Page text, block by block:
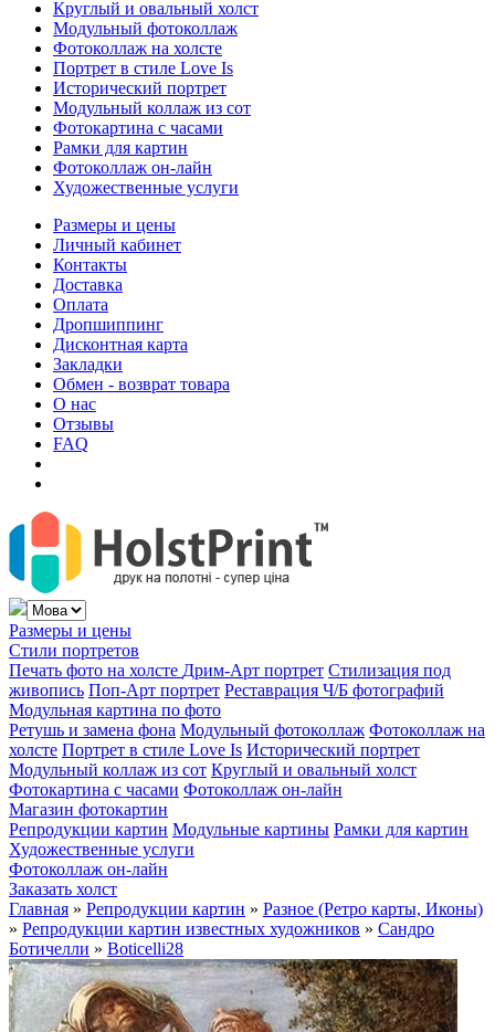
Круглый и овальный холст
Модульный фотоколлаж
Фотоколлаж на холсте
Портрет в стиле Love Is
Исторический портрет
Модульный коллаж из сот
Фотокартина с часами
Рамки для картин
Фотоколлаж он-лайн
Художественные услуги
Размеры и цены
Личный кабинет
Контакты
Доставка
Оплата
Дропшиппинг
Дисконтная карта
Закладки
Обмен - возврат товара
О нас
Отзывы
FAQ
Размеры и цены
Стили портретов
Печать фото на холсте Дрим-Арт портрет Стилизация под
живопись Поп-Арт портрет Реставрация Ч/Б фотографий
Модульная картина по фото
Ретушь и замена фона Модульный фотоколлаж Фотоколлаж на
холсте Портрет в стиле Love Is Исторический портрет
Модульный коллаж из сот Круглый и овальный холст
Фотокартина с часами Фотоколлаж он-лайн
Магазин фотокартин
Репродукции картин Модульные картины Рамки для картин
Художественные услуги
Фотоколлаж он-лайн
Заказать холст
Главная » Репродукции картин » Разное (Ретро карты, Иконы)
» Репродукции картин известных художников » Сандро
Ботичелли » Boticelli28